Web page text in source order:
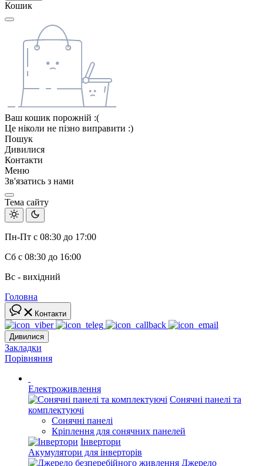
Кошик
Ваш кошик порожній :(
Це ніколи не пізно виправити :)
Пошук
Дивилися
Контакти
Меню
Зв'язатись з нами
Тема сайту
Пн-Пт с 08:30 до 17:00
Сб с 08:30 до 16:00
Вс - вихідний
Головна
Контакти
Дивилися
Закладки
Порівняння
Електроживлення
Сонячні панелі та
комплектуючі
Сонячні панелі
Кріплення для сонячних панелей
Інвертори
Акумулятори для інверторів
Джерело